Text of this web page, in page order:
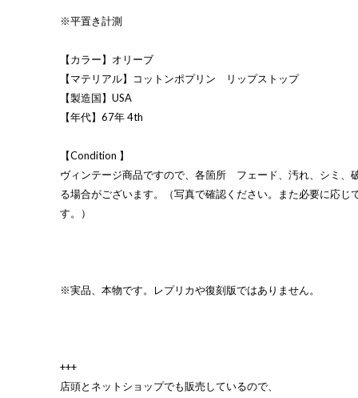
※平置き計測
【カラー】オリーブ
【マテリアル】コットンポプリン リップストップ
【製造国】USA
【年代】67年 4th
【Condition 】
ヴィンテージ商品ですので、各箇所 フェード、汚れ、シミ、
る場合がございます。（写真で確認ください。また必要に応じ
す。）
※実品、本物です。レプリカや復刻版ではありません。
+++
店頭とネットショップでも販売しているので、